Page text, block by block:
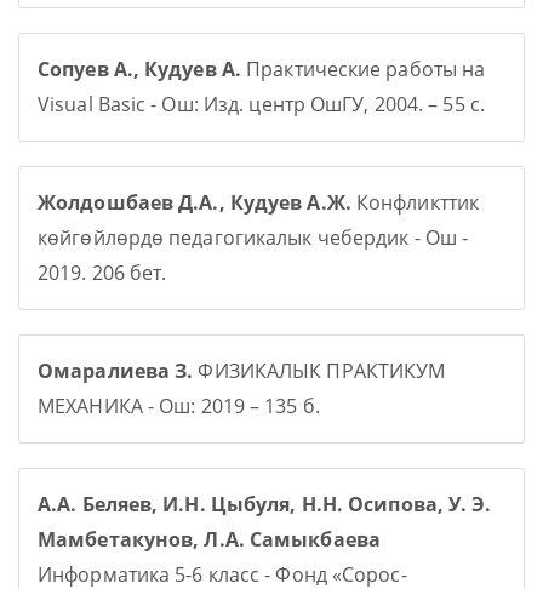
Сопуев А., Кудуев А. Практические работы на
Visual Basic - Ош: Изд. центр ОшГУ, 2004. – 55 с.
Жолдошбаев Д.А., Кудуев А.Ж. Конфликттик
көйгөйлөрдө педагогикалык чебердик - Ош -
2019. 206 бет.
Омаралиева З. ФИЗИКАЛЫК ПРАКТИКУМ
МЕХАНИКА - Ош: 2019 – 135 б.
А.А. Беляев, И.Н. Цыбуля, Н.Н. Осипова, У. Э.
Мамбетакунов, Л.А. Самыкбаева
Информатика 5-6 класс - Фонд «Сорос-